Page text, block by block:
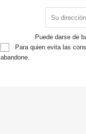
Puede darse de
Para quien evita las
abandone.